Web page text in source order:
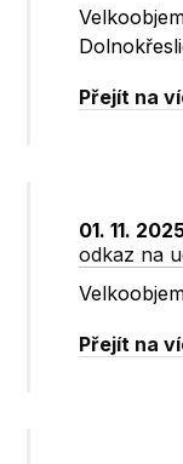
Přejít na
01. 11.
odkaz na
Přejít na